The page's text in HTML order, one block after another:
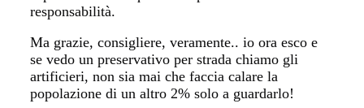
responsabilità.
Ma grazie, consigliere, veramente.. io ora esco e
se vedo un preservativo per strada chiamo gli
artificieri, non sia mai che faccia calare la
popolazione di un altro 2% solo a guardarlo!